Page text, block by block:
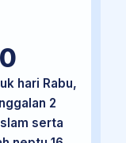
hari Rabu,
2
serta